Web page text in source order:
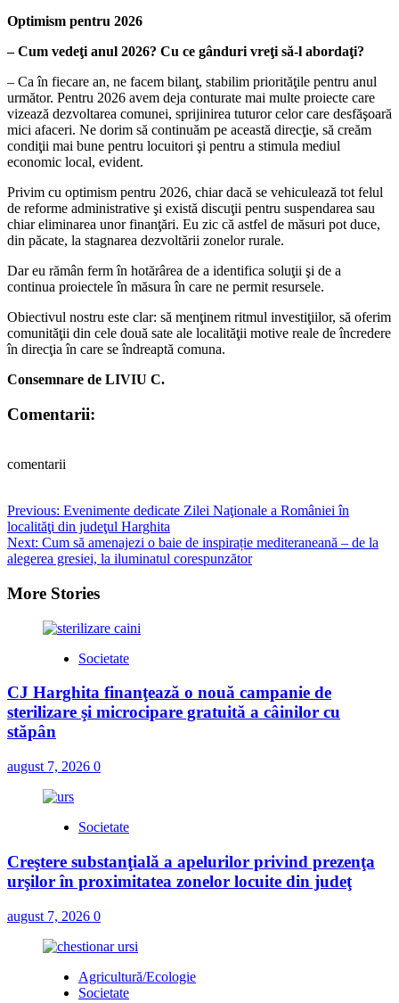
Optimism pentru 2026
– Cum vedeţi anul 2026? Cu ce gânduri vreţi să-l abordaţi?
– Ca în fiecare an, ne facem bilanţ, stabilim priorităţile pentru anul
următor. Pentru 2026 avem deja conturate mai multe proiecte care
vizează dezvoltarea comunei, sprijinirea tuturor celor care desfăşoară
mici afaceri. Ne dorim să continuăm pe această direcţie, să creăm
condiţii mai bune pentru locuitori şi pentru a stimula mediul
economic local, evident.
Privim cu optimism pentru 2026, chiar dacă se vehiculează tot felul
de reforme administrative şi există discuţii pentru suspendarea sau
chiar eliminarea unor finanţări. Eu zic că astfel de măsuri pot duce,
din păcate, la stagnarea dezvoltării zonelor rurale.
Dar eu rămân ferm în hotărârea de a identifica soluţii şi de a
continua proiectele în măsura în care ne permit resursele.
Obiectivul nostru este clar: să menţinem ritmul investiţiilor, să oferim
comunităţii din cele două sate ale localităţii motive reale de încredere
în direcţia în care se îndreaptă comuna.
Consemnare de LIVIU C.
Comentarii:
comentarii
Post
navigation
Previous: Evenimente dedicate Zilei Naţionale a României în
localităţi din judeţul Harghita
Next: Cum să amenajezi o baie de inspirație mediteraneană – de la
alegerea gresiei, la iluminatul corespunzător
More Stories
Societate
CJ Harghita finanţează o nouă campanie de
sterilizare şi microcipare gratuită a câinilor cu
stăpân
august 7, 2026 0
Societate
Creştere substanţială a apelurilor privind prezenţa
urşilor în proximitatea zonelor locuite din judeţ
august 7, 2026 0
Agricultură/Ecologie
Societate